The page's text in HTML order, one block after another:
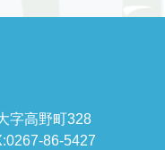
字高野町328
86-5427